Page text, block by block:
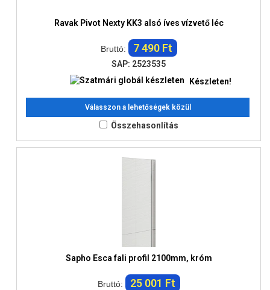
Ravak Pivot Nexty KK3 alsó íves vízvető léc
Bruttó: 7 490 Ft
SAP: 2523535
Készleten!
Válasszon a lehetőségek közül
Összehasonlítás
Sapho Esca fali profil 2100mm, króm
Bruttó: 25 001 Ft